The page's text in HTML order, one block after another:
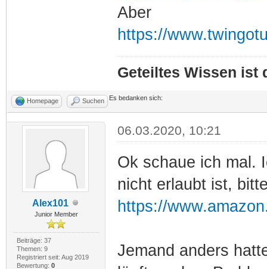
Aber
https://
Geteiltes Wissen ist
Homepage Suchen Es bedanken sich:
Alex101
Junior Member
Beiträge: 37
Themen: 9
Registriert seit: Aug 2019
Bewertung: 0
06.03.2020, 10:21
Ok schaue ich mal.
nicht erlaubt ist,
https://
Jemand anders